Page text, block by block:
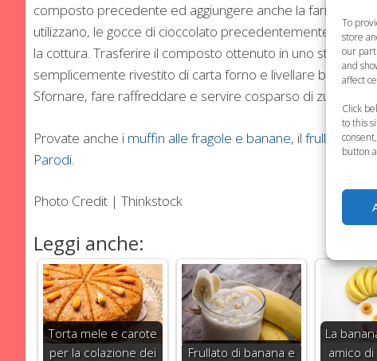
To
store
our
and
affect
Click
to this
button
composto precedente ed aggiungere anche la farina, il
utilizzano, le gocce di cioccolato precedentemente
la cottura. Trasferire il composto ottenuto in uno stampo
semplicemente rivestito di carta forno e livellare bene,
Sfornare, fare raffreddare e servire cosparso di zucchero
Provate anche i muffin alle fragole e banane, il frullato di
Parodi.
Photo Credit | Thinkstock
Leggi anche:
Torta mele e carote
per la colazione dei
Frullato di banana e
La
amico